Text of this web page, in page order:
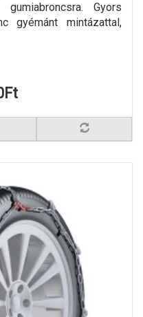
Gyors
gyémánt mintázattal,